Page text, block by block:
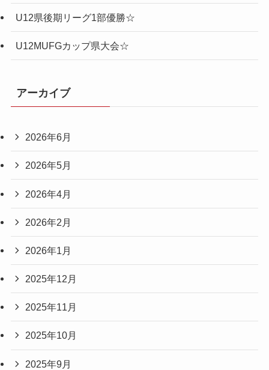
U12県後期リーグ1部優勝☆
U12MUFGカップ県大会☆
アーカイブ
2026年6月
2026年5月
2026年4月
2026年2月
2026年1月
2025年12月
2025年11月
2025年10月
2025年9月